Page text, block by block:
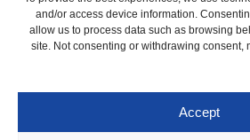
and/or access device information.
allow us to process data such as browsing
site. Not consenting or withdrawing consent,
Accept